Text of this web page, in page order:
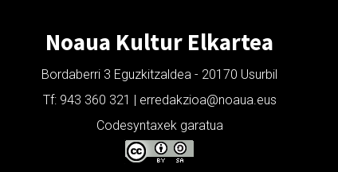
Noaua Kultur Elkartea
Bordaberri 3 Eguzkitzaldea - 20170 Usurbil
Tf: 943 360 321 | erredakzioa@noaua.eus
Codesyntaxek garatua